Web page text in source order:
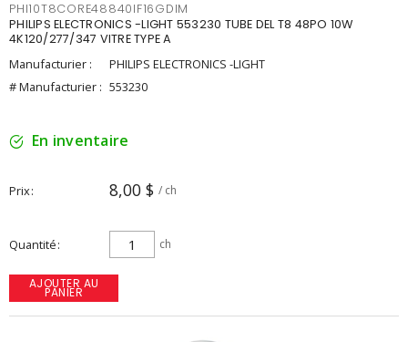
PHI10T8CORE48840IF16GDIM
PHILIPS ELECTRONICS -LIGHT 553230 TUBE DEL T8 48PO 10W
4K120/277/347 VITRE TYPE A
Manufacturier :
PHILIPS ELECTRONICS -LIGHT
# Manufacturier : 553230
En inventaire
Prix 8,00 $ / ch
Quantité ch
AJOUTER AU
PANIER